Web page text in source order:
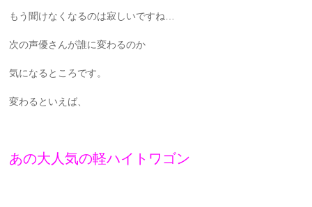
もう聞けなくなるのは寂しいですね…
次の声優さんが誰に変わるのか
気になるところです。
変わるといえば、
あの大人気の軽ハイトワゴン